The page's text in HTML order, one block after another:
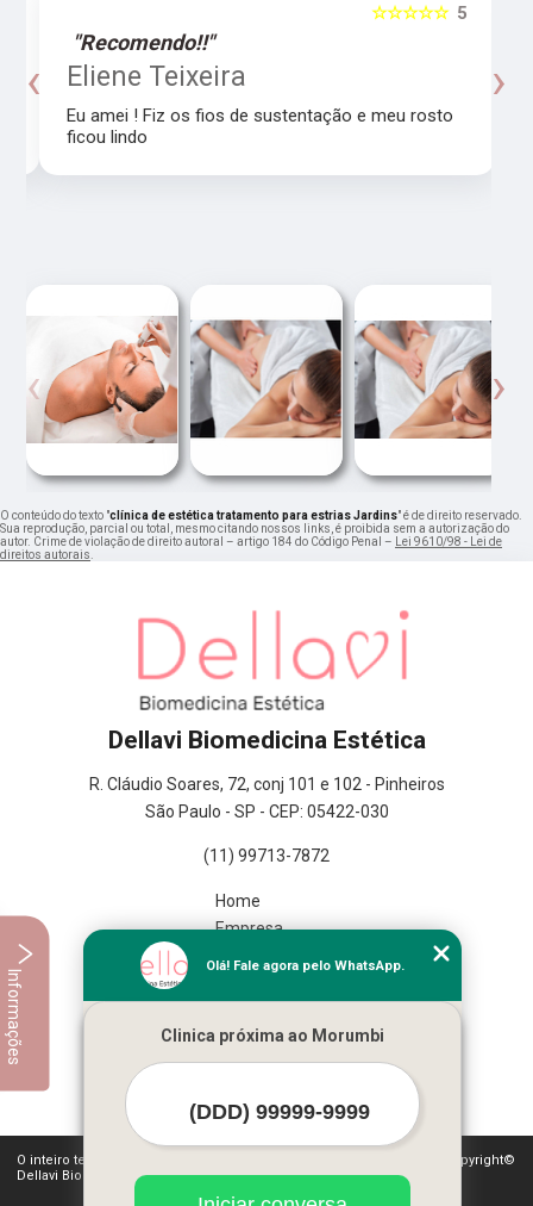
5
☆☆☆☆☆
"Recomendo!!"
Eliene Teixeira
Eu amei ! Fiz os fios de sustentação e meu rosto
ficou lindo
‹ ›
‹ ›
O conteúdo do texto "clínica de estética tratamento para estrias Jardins" é de direito reservado.
Sua reprodução, parcial ou total, mesmo citando nossos links, é proibida sem a autorização do
autor. Crime de violação de direito autoral – artigo 184 do Código Penal –
Lei 9610/98 - Lei de
direitos autorais
Dellavi Biomedicina Estética
R. Cláudio Soares, 72, conj 101 e 102 - Pinheiros
São Paulo - SP - CEP: 05422-030
(11) 99713-7872
Home
Empresa
Mapa do site
Mais Serviços
O inteiro teor deste site está sujeito à proteção de direitos autorais. Copyright©
Dellavi Biomedicina Estética (Lei 9610 de 19/02/1998)
Olá! Fale agora pelo WhatsApp.
Clinica próxima ao Morumbi
Informações